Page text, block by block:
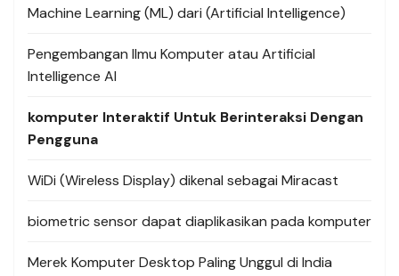
Machine Learning (ML) dari (Artificial Intelligence)
Pengembangan Ilmu Komputer atau Artificial
Intelligence AI
komputer Interaktif Untuk Berinteraksi Dengan
Pengguna
WiDi (Wireless Display) dikenal sebagai Miracast
biometric sensor dapat diaplikasikan pada komputer
Merek Komputer Desktop Paling Unggul di India